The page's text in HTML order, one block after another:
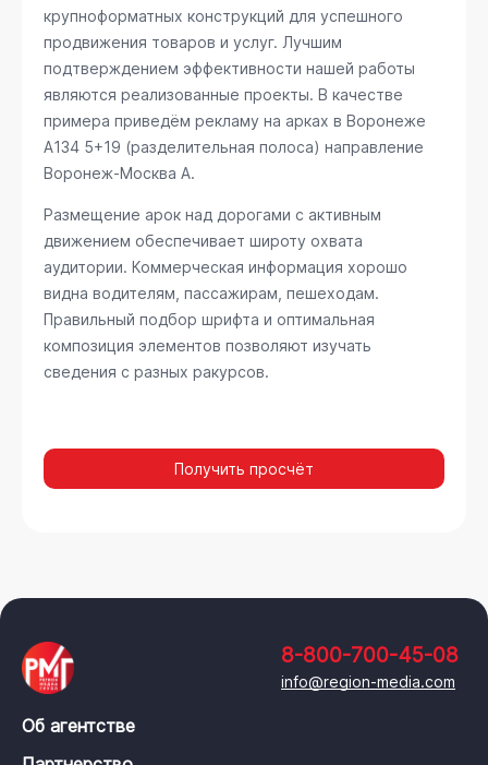
крупноформатных конструкций для успешного
продвижения товаров и услуг. Лучшим
подтверждением эффективности нашей работы
являются реализованные проекты. В качестве
примера приведём рекламу на арках в Воронеже
А134 5+19 (разделительная полоса) направление
Воронеж-Москва А.
Размещение арок над дорогами с активным
движением обеспечивает широту охвата
аудитории. Коммерческая информация хорошо
видна водителям, пассажирам, пешеходам.
Правильный подбор шрифта и оптимальная
композиция элементов позволяют изучать
сведения с разных ракурсов.
Получить просчёт
8-800-700-45-08
info@region-media.com
Об агентстве